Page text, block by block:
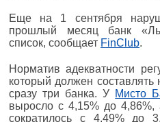
Еще на 1 сентября
прошлый месяц банк
список, сообщает FinClub.
Норматив адекватности
который должен
сразу три банка. У Мисто
выросло с 4,15% до 4,86%,
сократилось с 4,49% до